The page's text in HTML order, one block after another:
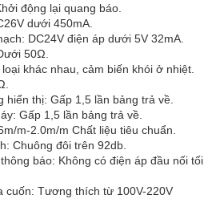
động lại quang báo.
dưới 450mA.
DC24V điện áp dưới 5V 32mA.
50Ω.
khác nhau, cảm biến khói ở nhiệt.
thị: Gấp 1,5 lần bảng trả về.
Gấp 1,5 lần bảng trả về.
m-2.0m/m Chất liệu tiêu chuẩn.
Chuông đôi trên 92db.
báo: Không có điện áp đầu nối tối
cuốn: Tương thích từ 100V-220V